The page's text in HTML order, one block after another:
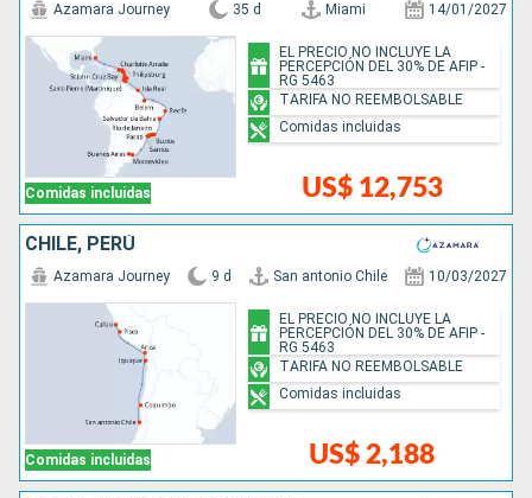
Comidas incluidas
Azamara Journey 35 d Miami 14/01/2027
US$ 12,753
EL PRECIO NO INCLUYE LA
PERCEPCIÓN DEL 30% DE AFIP -
RG 5463
TARIFA NO REEMBOLSABLE
Comidas incluidas
CHILE, PERÚ
Comidas incluidas
Azamara Journey 9 d San antonio Chile 10/03/2027
US$ 2,188
EL PRECIO NO INCLUYE LA
PERCEPCIÓN DEL 30% DE AFIP -
RG 5463
TARIFA NO REEMBOLSABLE
Comidas incluidas